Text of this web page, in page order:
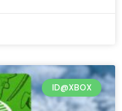
ID@XBOX